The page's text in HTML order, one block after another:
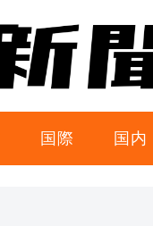
国際 国内